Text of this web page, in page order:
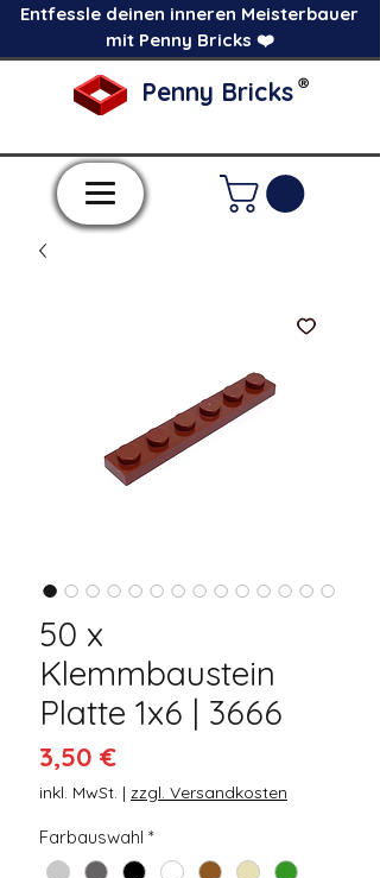
Entfessle deinen inneren Meisterbauer
mit Penny Bricks ❤️
Penny Bricks ®
50 x
Klemmbaustein
Platte 1x6 | 3666
3,50 €Preis
inkl. MwSt. | zzgl. Versandkosten
Farbauswahl *